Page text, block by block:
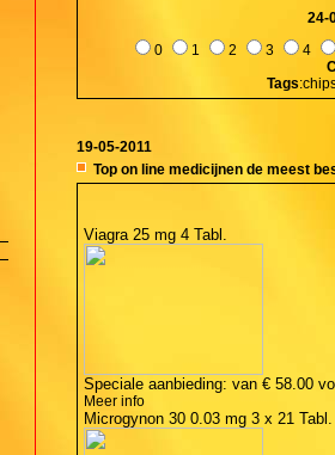
24-
0
1 2 3
4
Tags
19-05-2011
Top on line medicijnen de meest
Viagra 25 mg 4 Tabl.
Speciale aanbieding: van € 58.00
Meer info
Microgynon 30 0.03 mg 3 x 21 Tabl.